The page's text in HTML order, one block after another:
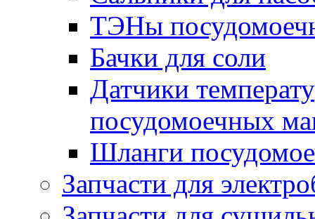
ТЭНы
Бачки для соли
Датчики
посудомоечных
Шланги
Запчасти для